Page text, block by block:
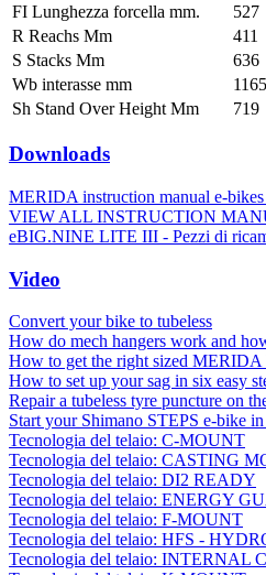
FI Lunghezza forcella mm.
527
R Reachs Mm
411
S Stacks Mm
636
Wb interasse mm
1165
Sh Stand Over Height Mm
719
Downloads
MERIDA instruction manual e-
VIEW ALL INSTRUCTION
eBIG.NINE LITE III - Pezzi di
Video
Convert your bike to tubeless
How do mech hangers work and
How to get the right sized MERIDA
How to set up your sag in six easy
Repair a tubeless tyre puncture on
Start your Shimano STEPS e-bike
Tecnologia del telaio: C-MOUNT
Tecnologia del telaio: CASTING
Tecnologia del telaio: DI2 READY
Tecnologia del telaio: ENERGY
Tecnologia del telaio: F-MOUNT
Tecnologia del telaio: HFS -
Tecnologia del telaio: INTERNAL